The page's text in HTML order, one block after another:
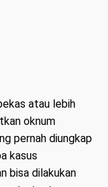
atau lebih
oknum
pernah diungkap
kasus
bisa dilakukan